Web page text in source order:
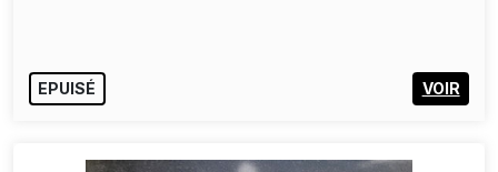
EPUISÉ VOIR